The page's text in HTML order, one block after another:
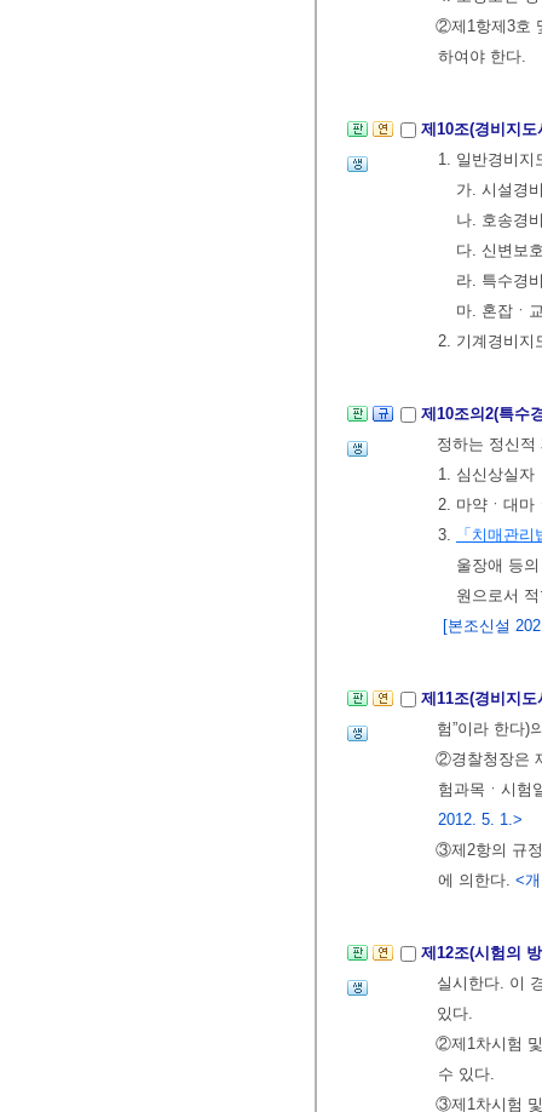
②제1항제3호
하여야 한다.
제10조(경비지
1. 일반경비지
가. 시설경
나. 호송경
다. 신변보
라. 특수경
마. 혼잡ㆍ
2. 기계경비지
제10조의2(특수
정하는 정신적
1. 심신상실자
2. 마약ㆍ대마
3.
「치매관리
울장애 등
원으로서
[본조신설
제11조(경비지
험”이라 한다)
②경찰청장은
험과목ㆍ시험
2012. 5. 1.>
③제2항의 규
에 의한다. <
제12조(시험의
실시한다. 이
있다.
②제1차시험
수 있다.
③제1차시험